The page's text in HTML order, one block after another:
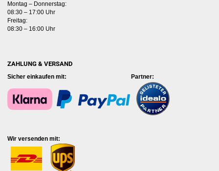
Montag – Donnerstag:
08:30 – 17:00 Uhr
Freitag:
08:30 – 16:00 Uhr
ZAHLUNG & VERSAND
Sicher einkaufen mit: Partner:
Wir versenden mit: